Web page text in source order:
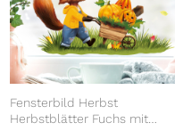
Fensterbild Herbst
Herbstblätter Fuchs mit